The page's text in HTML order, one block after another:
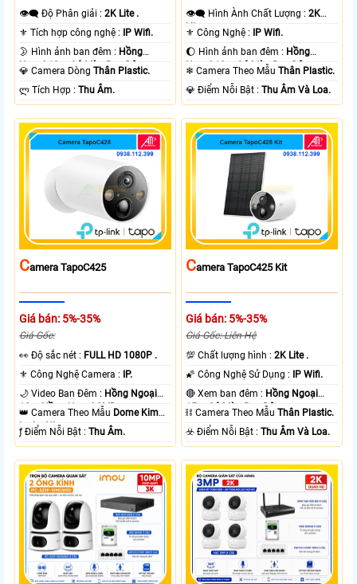
👁️‍🗨 Độ Phân giải :2K Lite .
⚜️ Tích hợp công nghệ : IP Wifi.
🌛 Hình ảnh ban đêm : Hồng
Ngoại 10m Có Màu Ban Ðêm.
💎 Camera DòngThân Plastic.
️ლ Tích Hợp :Thu Âm.
👁️‍🗨 Hình Ành Chất Lượng :2K
Lite .
⚜️ Công Nghệ : IP Wifi.
🌔 Hình ảnh ban đêm : Hồng
Ngoại 10m Có Màu Ban Ðêm.
❄ Camera Theo MẫuThân Plastic.
️💎 Điểm Nỗi Bật :Thu Âm Và Loa.
CAmera TapoC425
Giá bán: 5%-35%
Giá Gốc:
️👀 Độ sắc nét : FULL HD 1080P .
⚜️ Công Nghệ Camera : IP.
🌙 Video Ban Đêm : Hồng Ngoại
10m Hồng Ngoại SMD.
👑 Camera Theo Mẫu Dome Kim
loại + Nhựa.
️ƒ Điểm Nỗi Bật :Thu Âm.
CAmera TapoC425 Kit
Giá bán: 5%-35%
Giá Gốc: Liên Hệ
💯 Chất lượng hình :2K Lite .
🌠 Công Nghệ Sử Dụng : IP Wifi.
🔴 Xem ban đêm : Hồng Ngoại
15m Có Màu Ban Ðêm.
⛓ Camera Theo MẫuThân Plastic.
️☣️ Điểm Nỗi Bật :Thu Âm Và Loa.